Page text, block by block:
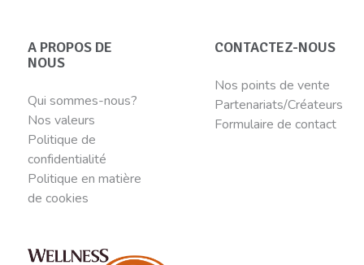
A PROPOS DE
NOUS
Qui sommes-nous?
Nos valeurs
Politique de
confidentialité
Politique en matière
de cookies
CONTACTEZ-NOUS
Nos points de vente
Partenariats/Créateurs
Formulaire de contact